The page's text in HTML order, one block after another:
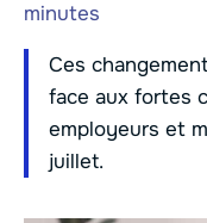
minutes
Ces
face aux fortes
employeurs et
juillet.